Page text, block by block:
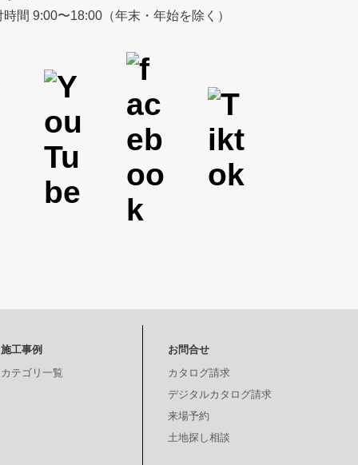
時間 9:00〜18:00（年末・年始を除く）
施工事例
カテゴリ一覧
お問合せ
カタログ請求
デジタルカタログ請求
来場予約
土地探し相談